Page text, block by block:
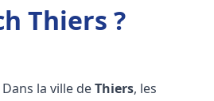
Thiers ?
Dans la ville deThiers, les